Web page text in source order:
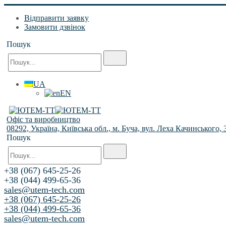
Відправити заявку
Замовити дзвінок
Пошук
UA
EN
Офіс та виробництво
08292, Україна, Київська обл., м. Буча, вул. Леха Качинського,
Пошук
+38 (067) 645-25-26
+38 (044) 499-65-36
sales@utem-tech.com
+38 (067) 645-25-26
+38 (044) 499-65-36
sales@utem-tech.com